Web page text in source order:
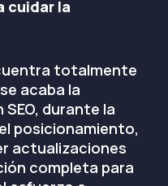
cuidar la
totalmente
acaba la
durante la
posicionamiento,
actualizaciones
completa para